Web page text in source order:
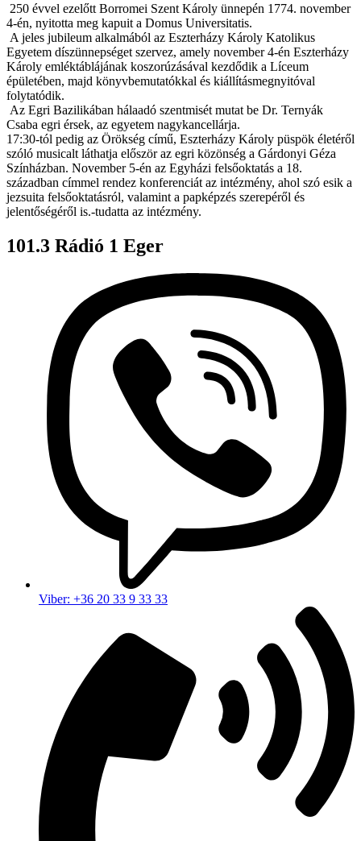
250 évvel ezelőtt Borromei Szent Károly ünnepén 1774. november
4-én, nyitotta meg kapuit a Domus Universitatis.
A jeles jubileum alkalmából az Eszterházy Károly Katolikus
Egyetem díszünnepséget szervez, amely november 4-én Eszterházy
Károly emléktáblájának koszorúzásával kezdődik a Líceum
épületében, majd könyvbemutatókkal és kiállításmegnyitóval
folytatódik.
Az Egri Bazilikában hálaadó szentmisét mutat be Dr. Ternyák
Csaba egri érsek, az egyetem nagykancellárja.
17:30-tól pedig az Örökség című, Eszterházy Károly püspök életéről
szóló musicalt láthatja először az egri közönség a Gárdonyi Géza
Színházban. November 5-én az Egyházi felsőoktatás a 18.
században címmel rendez konferenciát az intézmény, ahol szó esik a
jezsuita felsőoktatásról, valamint a papképzés szerepéről és
jelentőségéről is.-tudatta az intézmény.
101.3 Rádió 1 Eger
Viber: +36 20 33 9 33 33